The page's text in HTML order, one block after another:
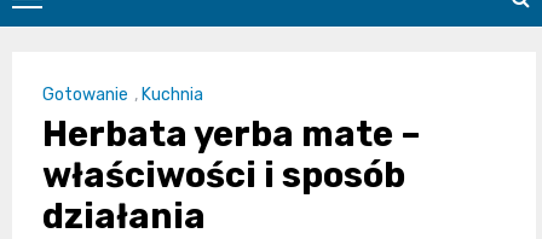
Gotowanie , Kuchnia
Herbata yerba mate –
właściwości i sposób
działania